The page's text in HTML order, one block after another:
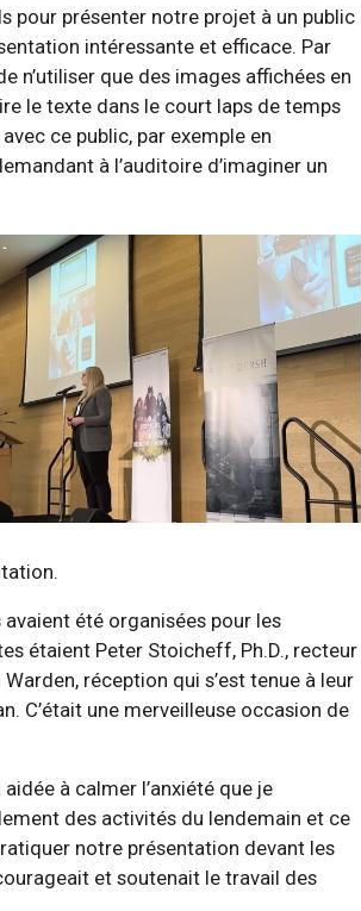
pour présenter notre projet à un public
intéressante et efficace. Par
n’utiliser que des images affichées en
le texte dans le court laps de temps
ce public, par exemple en
à l’auditoire d’imaginer un
été organisées pour les
étaient Peter Stoicheff, Ph.D., recteur
réception qui s’est tenue à leur
C’était une merveilleuse occasion de
à calmer l’anxiété que je
des activités du lendemain et ce
notre présentation devant les
et soutenait le travail des